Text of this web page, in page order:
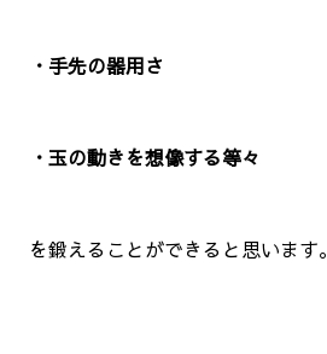
・手先の器用さ
・玉の動きを想像する等々
を鍛えることができると思います。